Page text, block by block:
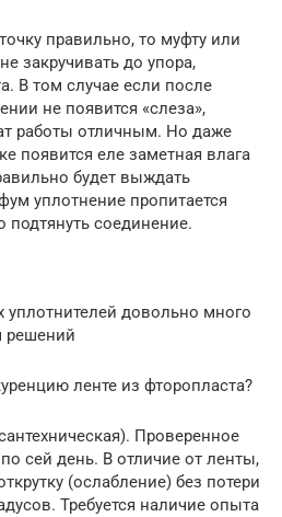
правильно, то муфту или
закручивать до упора,
В том случае если после
не появится «слеза»,
работы отличным. Но даже
появится еле заметная влага
будет выждать
уплотнение пропитается
подтянуть соединение.
уплотнителей довольно много
решений
ленте из фторопласта?
Проверенное
сей день. В отличие от ленты,
(ослабление) без потери
Требуется наличие опыта